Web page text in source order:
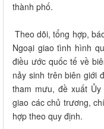
thành phố.
Theo dõi, tổng hợp,
Ngoại giao tình hình
điều ước quốc tế về
nảy sinh trên biên giới
tham mưu, đề xuất
giao các chủ trương,
hợp theo quy định.